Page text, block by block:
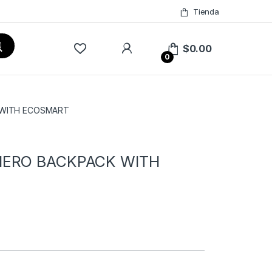
Tienda
0
$0.00
ECOSMART
BACKPACK WITH